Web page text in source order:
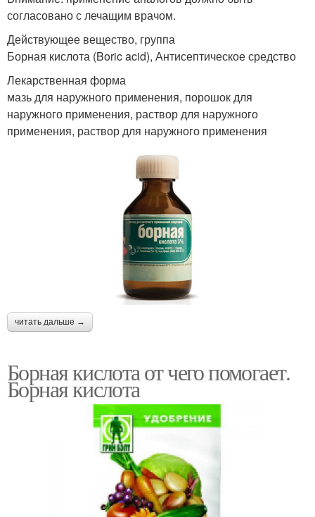
согласовано с лечащим врачом.
Действующее вещество, группа
Борная кислота (Boric acid), Антисептическое средство
Лекарственная форма
мазь для наружного применения, порошок для
наружного применения, раствор для наружного
применения, раствор для наружного применения
читать дальше →
Борная кислота от чего помогает.
Борная кислота